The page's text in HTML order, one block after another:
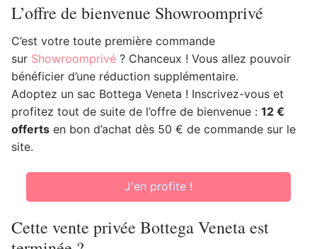
L’offre de bienvenue Showroomprivé
C’est votre toute première commande
sur Showroomprivé ? Chanceux ! Vous allez pouvoir
bénéficier d’une réduction supplémentaire.
Adoptez un sac Bottega Veneta ! Inscrivez-vous et
profitez tout de suite de l’offre de bienvenue : 12 €
offerts en bon d’achat dès 50 € de commande sur le
site.
J'en profite !
Cette vente privée Bottega Veneta est